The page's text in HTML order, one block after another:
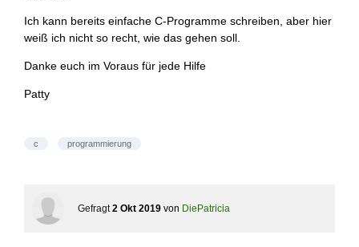
Ich kann bereits einfache C-Programme schreiben, aber hier
weiß ich nicht so recht, wie das gehen soll.
Danke euch im Voraus für jede Hilfe
Patty
c programmierung
Gefragt 2 Okt 2019 von DiePatricia